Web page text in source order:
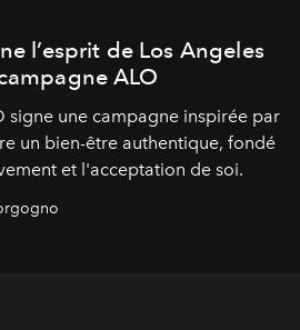
l’esprit de Los Angeles
ALO
signe une campagne inspirée par
un bien-être authentique, fondé
et l'acceptation de soi.